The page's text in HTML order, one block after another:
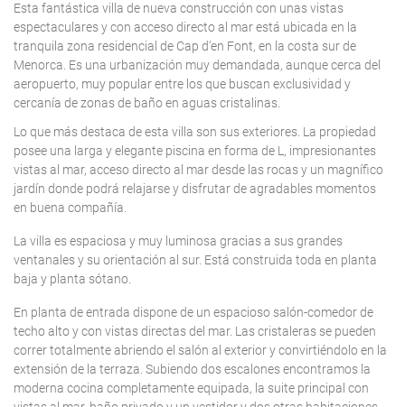
Esta fantástica villa de nueva construcción con unas vistas
espectaculares y con acceso directo al mar está ubicada en la
tranquila zona residencial de Cap d’en Font, en la costa sur de
Menorca. Es una urbanización muy demandada, aunque cerca del
aeropuerto, muy popular entre los que buscan exclusividad y
cercanía de zonas de baño en aguas cristalinas.
Lo que más destaca de esta villa son sus exteriores. La propiedad
posee una larga y elegante piscina en forma de L, impresionantes
vistas al mar, acceso directo al mar desde las rocas y un magnífico
jardín donde podrá relajarse y disfrutar de agradables momentos
en buena compañía.
La villa es espaciosa y muy luminosa gracias a sus grandes
ventanales y su orientación al sur. Está construida toda en planta
baja y planta sótano.
En planta de entrada dispone de un espacioso salón-comedor de
techo alto y con vistas directas del mar. Las cristaleras se pueden
correr totalmente abriendo el salón al exterior y convirtiéndolo en la
extensión de la terraza. Subiendo dos escalones encontramos la
moderna cocina completamente equipada, la suite principal con